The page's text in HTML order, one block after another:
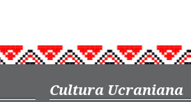
Cultura Ucraniana